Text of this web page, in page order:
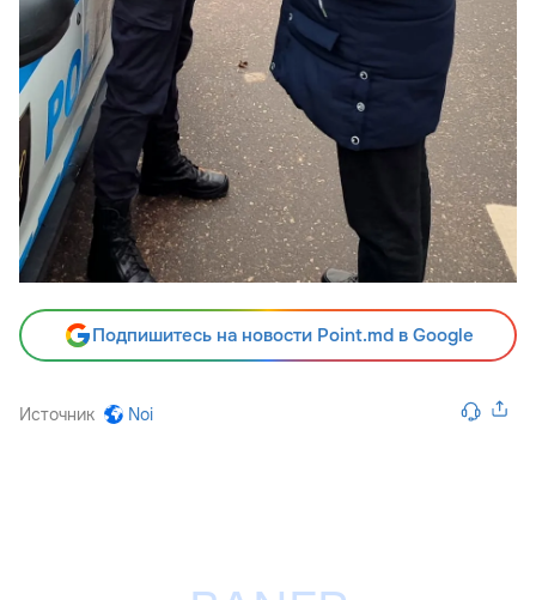
Подпишитесь на новости Point.md в Google
Источник Noi